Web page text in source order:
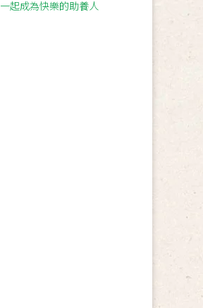
一起成為快樂的助養人